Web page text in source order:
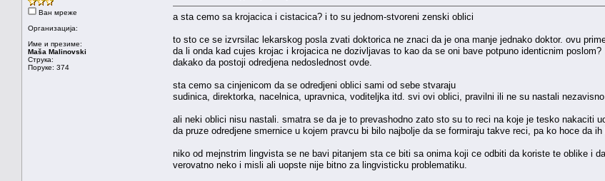
Ван мреже
Организација:
Име и презиме:
Maša Malinovski
Струка:
Поруке: 374
a sta cemo sa krojacica i cistacica? i to su jednom-stvoreni zenski oblici
to sto ce se izvrsilac lekarskog posla zvati doktorica ne znaci da je ona manje jednako doktor. ovu
da li onda kad cujes krojac i krojacica ne dozivljavas to kao da se oni bave potpuno identicnim poslom?
dakako da postoji odredjena nedoslednost ovde.
sta cemo sa cinjenicom da se odredjeni oblici sami od sebe stvaraju
sudinica, direktorka, nacelnica, upravnica, voditeljka itd. svi ovi oblici, pravilni ili ne su nastali
ali neki oblici nisu nastali. smatra se da je to prevashodno zato sto su to reci na koje je tesko nakaciti
da pruze odredjene smernice u kojem pravcu bi bilo najbolje da se formiraju takve reci, pa ko hoce da ih
niko od mejnstrim lingvista se ne bavi pitanjem sta ce biti sa onima koji ce odbiti da koriste te oblike i
verovatno neko i misli ali uopste nije bitno za lingvisticku problematiku.